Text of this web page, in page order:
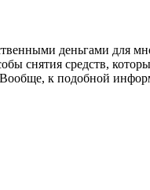
деньгами для
снятия средств,
к подобной